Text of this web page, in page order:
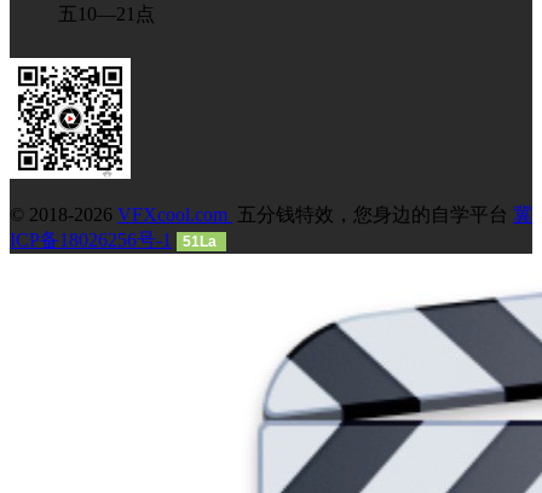
五10—21点
© 2018-2026 VFXcool.com 五分钱特效，您身边的自学平台 冀
ICP备18026256号-1
51La